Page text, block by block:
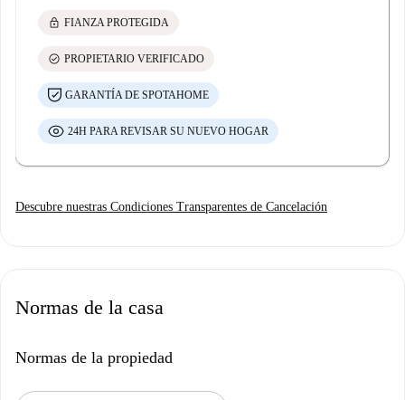
lock FIANZA PROTEGIDA
check_circle PROPIETARIO VERIFICADO
GARANTÍA DE SPOTAHOME
24H PARA REVISAR SU NUEVO HOGAR
Descubre nuestras Condiciones Transparentes de Cancelación
Normas de la casa
Normas de la propiedad